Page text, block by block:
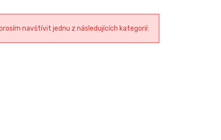
navštívit jednu z následujících kategorií: